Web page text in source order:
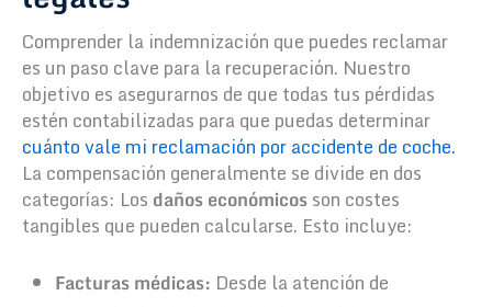
Comprender la indemnización que puedes reclamar
es un paso clave para la recuperación. Nuestro
objetivo es asegurarnos de que todas tus pérdidas
estén contabilizadas para que puedas determinar
cuánto vale mi reclamación por accidente de coche.
La compensación generalmente se divide en dos
categorías: Los daños económicosson costes
tangibles que pueden calcularse. Esto incluye:
Facturas médicas: Desde la atención de